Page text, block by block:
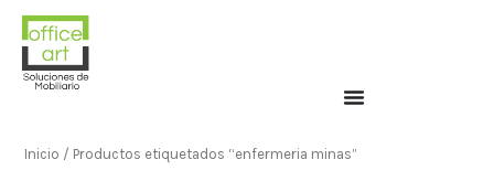
Inicio / Productos etiquetados “enfermeria minas”